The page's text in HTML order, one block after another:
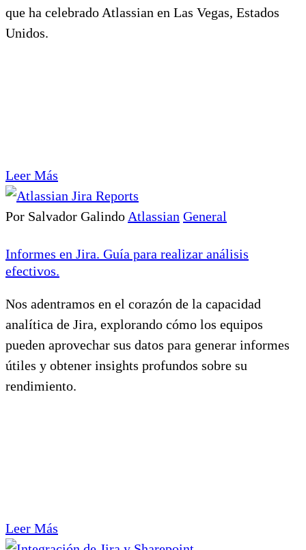
que ha celebrado Atlassian en Las Vegas, Estados
Unidos.
Leer Más
Por Salvador Galindo Atlassian General
Informes en Jira. Guía para realizar análisis
efectivos.
Nos adentramos en el corazón de la capacidad
analítica de Jira, explorando cómo los equipos
pueden aprovechar sus datos para generar informes
útiles y obtener insights profundos sobre su
rendimiento.
Leer Más